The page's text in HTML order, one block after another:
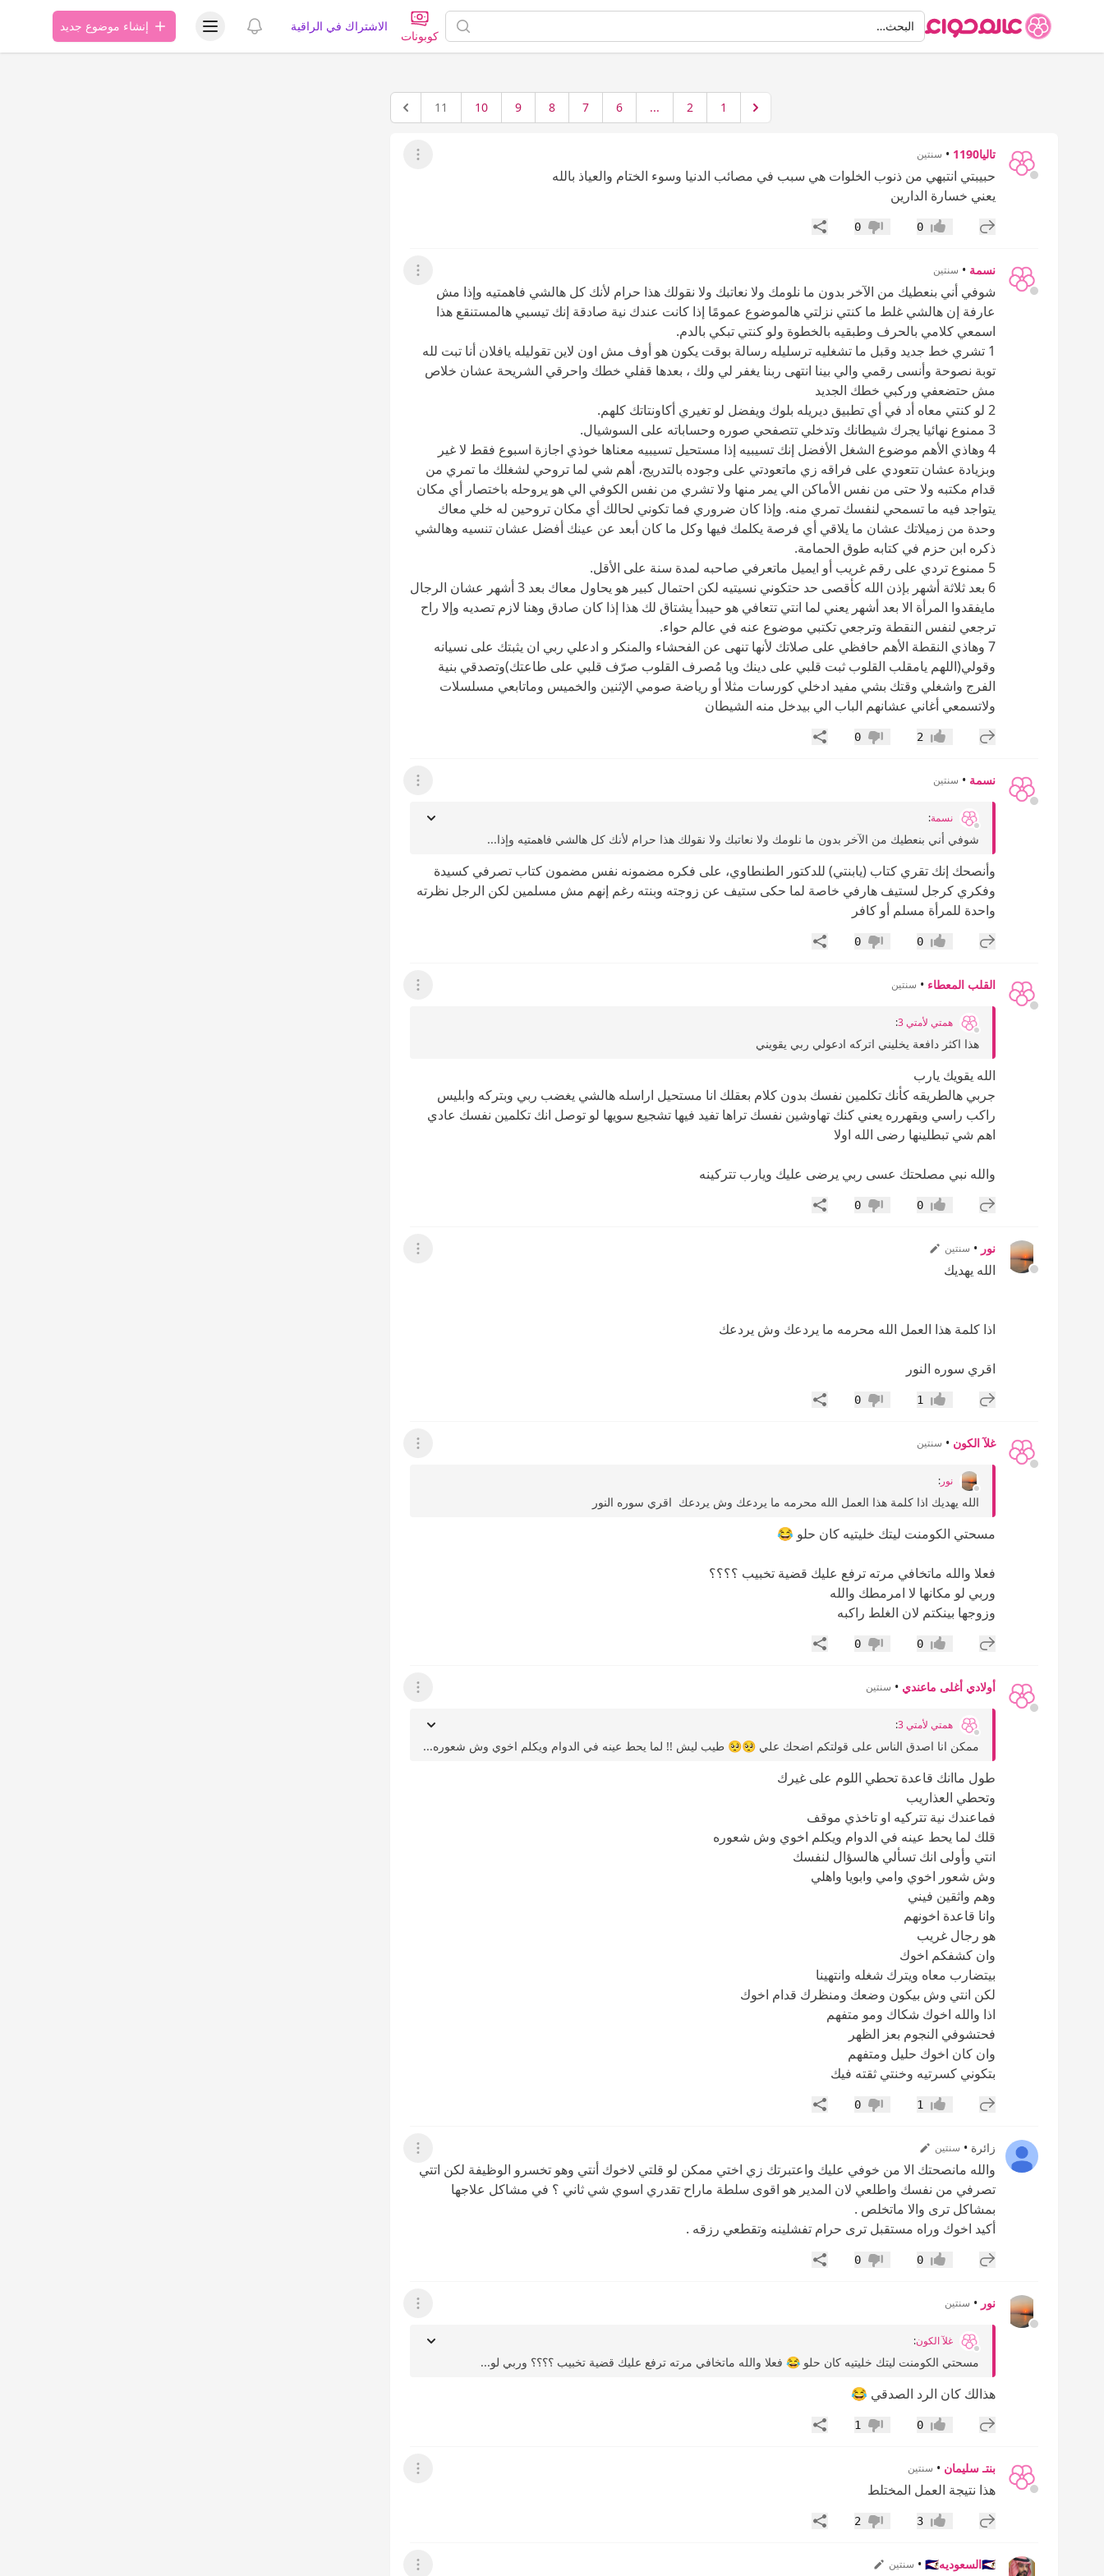
البحثالبحث…
كوبونات
الاشتراك في الراقية عرض الإشعاراتعرض قائمة المستخدمإنشاء موضوع جديد
1
2
...
6
7
8
9
10
11
تاليا1190 • سنتين عرض القائمة
حبيبتي انتبهي من ذنوب الخلوات هي سبب في مصائب الدنيا وسوء الختام والعياذ بالله
يعني خسارة الدارين
إضافة رد جديد
إعجاب0 عدم إعجاب
0 مشاركة
نسمة • سنتين عرض القائمة
شوفي أني بنعطيك من الآخر بدون ما نلومك ولا نعاتبك ولا نقولك هذا حرام لأنك كل هالشي فاهمتيه وإذا مش
عارفة إن هالشي غلط ما كنتي نزلتي هالموضوع عمومًا إذا كانت عندك نية صادقة إنك تيسبي هالمستنقع هذا
اسمعي كلامي بالحرف وطبقيه بالخطوة ولو كنتي تبكي بالدم.
1 تشري خط جديد وقبل ما تشغليه ترسليله رسالة بوقت يكون هو أوف مش اون لاين تقوليله يافلان أنا تبت لله
توبة نصوحة وأنسى رقمي والي بينا انتهى ربنا يغفر لي ولك ، بعدها قفلي خطك واحرقي الشريحة عشان خلاص
مش حتضعفي وركبي خطك الجديد
2 لو كنتي معاه أد في أي تطبيق ديريله بلوك ويفضل لو تغيري أكاونتاتك كلهم.
3 ممنوع نهائيا يجرك شيطانك وتدخلي تتصفحي صوره وحساباته على السوشيال.
4 وهاذي الأهم موضوع الشغل الأفضل إنك تسيبيه إذا مستحيل تسيبيه معناها خوذي اجازة اسبوع فقط لا غير
وبزيادة عشان تتعودي على فراقه زي ماتعودتي على وجوده بالتدريج، أهم شي لما تروحي لشغلك ما تمري من
قدام مكتبه ولا حتى من نفس الأماكن الي يمر منها ولا تشري من نفس الكوفي الي هو يروحله باختصار أي مكان
يتواجد فيه ما تسمحي لنفسك تمري منه. وإذا كان ضروري فما تكوني لحالك أي مكان تروحين له خلي معاك
وحدة من زميلاتك عشان ما يلاقي أي فرصة يكلمك فيها وكل ما كان أبعد عن عينك أفضل عشان تنسيه وهالشي
ذكره ابن حزم في كتابه طوق الحمامة.
5 ممنوع تردي على رقم غريب أو ايميل ماتعرفي صاحبه لمدة سنة على الأقل.
6 بعد ثلاثة أشهر بإذن الله كأقصى حد حتكوني نسيتيه لكن احتمال كبير هو يحاول معاك بعد 3 أشهر عشان الرجال
مايفقدوا المرأة الا بعد أشهر يعني لما انتي تتعافي هو حيبدأ يشتاق لك هذا إذا كان صادق وهنا لازم تصديه وإلا راح
ترجعي لنفس النقطة وترجعي تكتبي موضوع عنه في عالم حواء.
7 وهاذي النقطة الأهم حافظي على صلاتك لأنها تنهى عن الفحشاء والمنكر و ادعلي ربي ان يثبتك على نسيانه
وقولي(اللهم يامقلب القلوب ثبت قلبي على دينك ويا مُصرف القلوب صرّف قلبي على طاعتك)وتصدقي بنية
الفرج واشغلي وقتك بشي مفيد ادخلي كورسات مثلا أو رياضة صومي الإثنين والخميس وماتابعي مسلسلات
ولاتسمعي أغاني عشانهم الباب الي بيدخل منه الشيطان
إضافة رد جديد
إعجاب2 عدم إعجاب
0 مشاركة
نسمة • سنتين عرض القائمة
نسمة:
شوفي أني بنعطيك من الآخر بدون ما نلومك ولا نعاتبك ولا نقولك هذا حرام لأنك كل هالشي فاهمتيه وإذا...
وأنصحك إنك تقري كتاب (يابنتي) للدكتور الطنطاوي، على فكره مضمونه نفس مضمون كتاب تصرفي كسيدة
وفكري كرجل لستيف هارفي خاصة لما حكى ستيف عن زوجته وبنته رغم إنهم مش مسلمين لكن الرجل نظرته
واحدة للمرأة مسلم أو كافر
إضافة رد جديد
إعجاب0 عدم إعجاب
0 مشاركة
القلب المعطاء • سنتين عرض القائمة
همتي لأمتي 3 :
هذا اكثر دافعة يخليني اتركه ادعولي ربي يقويني
الله يقويك يارب
جربي هالطريقه كأنك تكلمين نفسك بدون كلام بعقلك انا مستحيل اراسله هالشي يغضب ربي وبتركه وابليس
راكب راسي وبقهرره يعني كنك تهاوشين نفسك تراها تفيد فيها تشجيع سويها لو توصل انك تكلمين نفسك عادي
اهم شي تبطلينها رضى الله اولا
والله نبي مصلحتك عسى ربي يرضى عليك ويارب تتركينه
إضافة رد جديد
إعجاب0 عدم إعجاب
0 مشاركة
نور • سنتين عرض القائمة
الله يهديك
اذا كلمة هذا العمل الله محرمه ما يردعك وش يردعك
اقري سوره النور
إضافة رد جديد
إعجاب1 عدم إعجاب
0 مشاركة
غلآ الكون • سنتين عرض القائمة
نور:
الله يهديك اذا كلمة هذا العمل الله محرمه ما يردعك وش يردعك اقري سوره النور
مسحتي الكومنت ليتك خليتيه كان حلو 😂
فعلا والله ماتخافي مرته ترفع عليك قضية تخبيب ؟؟؟؟
وربي لو مكانها لا امرمطك والله
وزوجها بينكتم لان الغلط راكبه
إضافة رد جديد
إعجاب0 عدم إعجاب
0 مشاركة
أولادي أغلى ماعندي • سنتين عرض القائمة
همتي لأمتي 3 :
ممكن انا اصدق الناس على قولتكم اضحك علي 🥺🥺 طيب ليش !! لما يحط عينه في الدوام ويكلم اخوي وش شعوره...
طول ماانك قاعدة تحطي اللوم على غيرك
وتحطي العذاريب
فماعندك نية تتركيه او تاخذي موقف
قلك لما يحط عينه في الدوام ويكلم اخوي وش شعوره
انتي وأولى انك تسألي هالسؤال لنفسك
وش شعور اخوي وامي وابويا واهلي
وهم واثقين فيني
وانا قاعدة اخونهم
هو رجال غريب
وان كشفكم اخوك
بيتضارب معاه ويترك شغله وانتهينا
لكن انتي وش بيكون وضعك ومنظرك قدام اخوك
اذا والله اخوك شكاك ومو متفهم
فحتشوفي النجوم بعز الظهر
وان كان اخوك حليل ومتفهم
بتكوني كسرتيه وخنتي ثقته فيك
إضافة رد جديد
إعجاب1 عدم إعجاب
0 مشاركة
زائرة • سنتين عرض القائمة
والله مانصحتك الا من خوفي عليك واعتبرتك زي اختي ممكن لو قلتي لاخوك أنتي وهو تخسرو الوظيفة لكن اتتي
تصرفي من نفسك واطلعي لان المدير هو اقوى سلطة ماراح تقدري اسوي شي ثاني ؟ في مشاكل علاجها
بمشاكل ترى والا ماتخلص .
أكيد اخوك وراه مستقبل ترى حرام تفشلينه وتقطعي رزقه .
إضافة رد جديد
إعجاب0 عدم إعجاب
0 مشاركة
نور • سنتين عرض القائمة
غلآ الكون:
مسحتي الكومنت ليتك خليتيه كان حلو 😂 فعلا والله ماتخافي مرته ترفع عليك قضية تخبيب ؟؟؟؟ وربي لو...
هذالك كان الرد الصدقي 😂
إضافة رد جديد
إعجاب0 عدم إعجاب
1 مشاركة
بنتـ سليمان • سنتين عرض القائمة
هذا نتيجة العمل المختلط
إضافة رد جديد
إعجاب3 عدم إعجاب
2 مشاركة
🇸🇦السعوديه🇸🇦 • سنتين عرض القائمة